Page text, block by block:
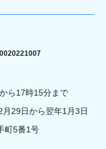
ら17時15分まで
29日から翌年1月3日
町5番1号